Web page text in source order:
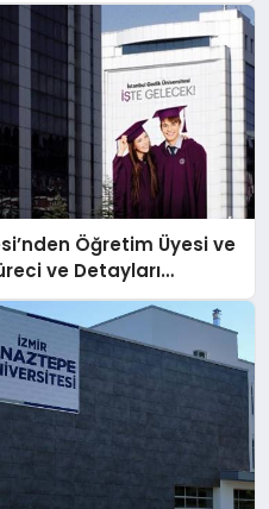
Öğretim Üyesi ve
ve Detayları